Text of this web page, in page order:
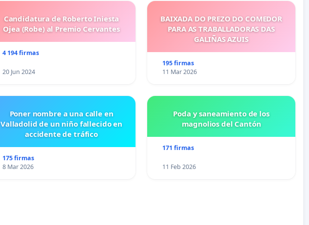
Candidatura de Roberto Iniesta
Ojea (Robe) al Premio Cervantes
4 194 firmas
20 Jun 2024
BAIXADA DO PREZO DO COMEDOR
PARA AS TRABALLADORAS DAS
GALIÑAS AZUIS
195 firmas
11 Mar 2026
Poner nombre a una calle en
Valladolid de un niño fallecido en
accidente de tráfico
175 firmas
8 Mar 2026
Poda y saneamiento de los
magnolios del Cantón
171 firmas
11 Feb 2026